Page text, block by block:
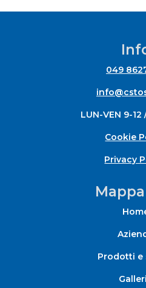
049
LUN-VEN 9-12
Cookie
Privacy
Prodotti e